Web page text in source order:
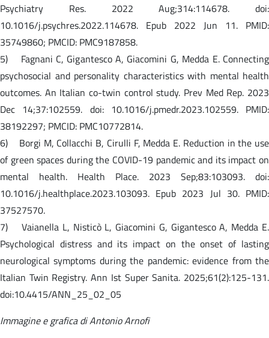
Psychiatry Res. 2022 Aug;314:114678. doi:
10.1016/j.psychres.2022.114678. Epub 2022 Jun 11. PMID:
35749860; PMCID: PMC9187858.
5) Fagnani C, Gigantesco A, Giacomini G, Medda E. Connecting
psychosocial and personality characteristics with mental health
outcomes. An Italian co-twin control study. Prev Med Rep. 2023
Dec 14;37:102559. doi: 10.1016/j.pmedr.2023.102559. PMID:
38192297; PMCID: PMC10772814.
6) Borgi M, Collacchi B, Cirulli F, Medda E. Reduction in the use
of green spaces during the COVID-19 pandemic and its impact on
mental health. Health Place. 2023 Sep;83:103093. doi:
10.1016/j.healthplace.2023.103093. Epub 2023 Jul 30. PMID:
37527570.
7) Vaianella L, Nisticò L, Giacomini G, Gigantesco A, Medda E.
Psychological distress and its impact on the onset of lasting
neurological symptoms during the pandemic: evidence from the
Italian Twin Registry. Ann Ist Super Sanita. 2025;61(2):125-131.
doi:10.4415/ANN_25_02_05
Immagine e grafica di Antonio Arnofi